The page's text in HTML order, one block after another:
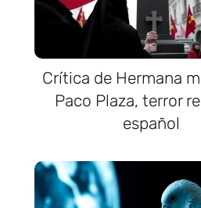
Crítica de Hermana
Paco Plaza, terror
español